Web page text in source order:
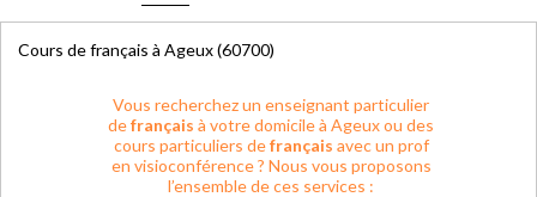
Cours de français à Ageux (60700)
Vous recherchez un enseignant particulier
defrançais à votre domicile à Ageux ou des
cours particuliers defrançais avec un prof
en visioconférence ? Nous vous proposons
l’ensemble de ces services :